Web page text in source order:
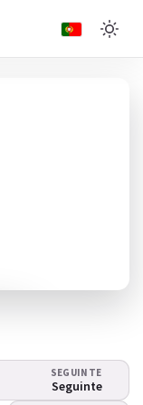
SEGUINTE
Seguinte